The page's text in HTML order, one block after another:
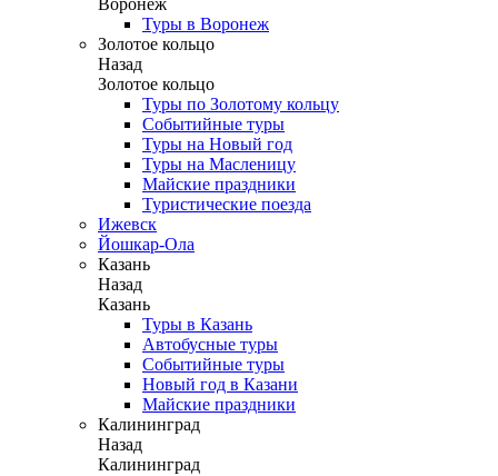
Воронеж
Туры в Воронеж
Золотое кольцо
Назад
Золотое кольцо
Туры по Золотому кольцу
Событийные туры
Туры на Новый год
Туры на Масленицу
Майские праздники
Туристические поезда
Ижевск
Йошкар-Ола
Казань
Назад
Казань
Туры в Казань
Автобусные туры
Событийные туры
Новый год в Казани
Майские праздники
Калининград
Назад
Калининград